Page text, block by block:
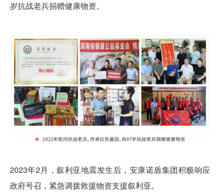
岁抗战老兵捐赠健康物资。
2023年2月，叙利亚地震发生后，安康诺盾集团积极响应
政府号召，紧急调拨救援物资支援叙利亚。